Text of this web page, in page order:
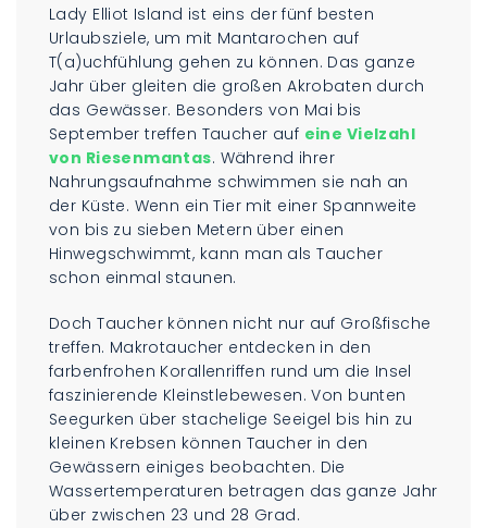
Lady Elliot Island ist eins der fünf besten
Urlaubsziele, um mit Mantarochen auf
T(a)uchfühlung gehen zu können. Das ganze
Jahr über gleiten die großen Akrobaten durch
das Gewässer. Besonders von Mai bis
September treffen Taucher auf eine Vielzahl
von Riesenmantas. Während ihrer
Nahrungsaufnahme schwimmen sie nah an
der Küste. Wenn ein Tier mit einer Spannweite
von bis zu sieben Metern über einen
Hinwegschwimmt, kann man als Taucher
schon einmal staunen.
Doch Taucher können nicht nur auf Großfische
treffen. Makrotaucher entdecken in den
farbenfrohen Korallenriffen rund um die Insel
faszinierende Kleinstlebewesen. Von bunten
Seegurken über stachelige Seeigel bis hin zu
kleinen Krebsen können Taucher in den
Gewässern einiges beobachten. Die
Wassertemperaturen betragen das ganze Jahr
über zwischen 23 und 28 Grad.